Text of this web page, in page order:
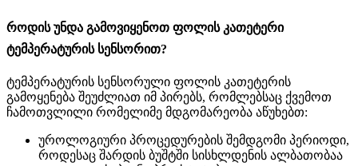
როდის უნდა გამოვიყენოთ ფოლის კათეტერი
ტემპერატურის სენსორით?
ტემპერატურის სენსორული ფოლის კათეტერის
გამოყენება შეუძლიათ იმ პირებს, რომლებსაც ქვემოთ
ჩამოთვლილი რომელიმე მდგომარეობა აწუხებთ:
უროლოგიური პროცედურების შემდგომი პერიოდი,
როდესაც შარდის ბუშტში სისხლდენის ალბათობაა